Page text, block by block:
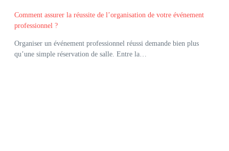
Comment assurer la réussite de l’organisation de votre événement
professionnel ?
Organiser un événement professionnel réussi demande bien plus
qu’une simple réservation de salle. Entre la…